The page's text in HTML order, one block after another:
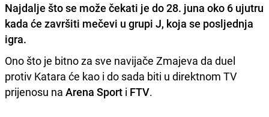
Najdalje što se može čekati je do 28. juna oko 6 ujutru
kada će završiti mečevi u grupi J, koja se posljednja
igra.
Ono što je bitno za sve navijače Zmajeva da duel
protiv Katara će kao i do sada biti u direktnom TV
prijenosu na Arena Sport i FTV.